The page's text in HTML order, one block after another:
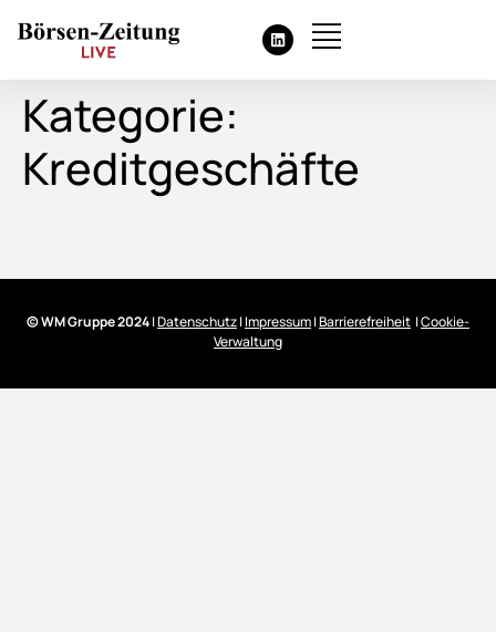
Kategorie:
Kreditgeschäfte
© WM Gruppe 2024|Datenschutz|Impressum|Barrierefreiheit |Cookie-
Verwaltung